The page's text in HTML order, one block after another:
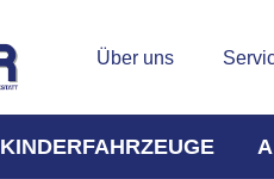
Über uns
KINDERFAHRZEUGE